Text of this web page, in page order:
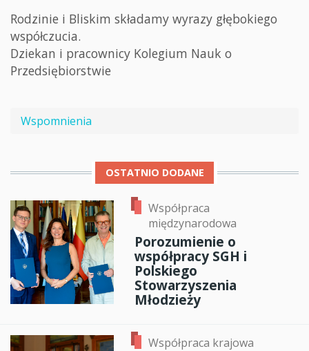
Rodzinie i Bliskim składamy wyrazy głębokiego
współczucia.
Dziekan i pracownicy Kolegium Nauk o
Przedsiębiorstwie
Wspomnienia
OSTATNIO DODANE
Współpraca
międzynarodowa
Porozumienie o
współpracy SGH i
Polskiego
Stowarzyszenia
Młodzieży
Współpraca krajowa